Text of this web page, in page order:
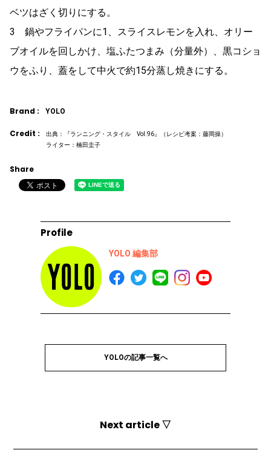
ベツはざく切りにする。
3 鍋やフライパンに1、スライスレモンを入れ、オリー
ブオイルを回しかけ、塩ふたつまみ（分量外）、黒コショ
ウをふり、蓋をして中火で約15分蒸し焼きにする。
Brand : YOLO
Credit :
出典：『ランニング・スタイル Vol.96』（レシピ考案：藤岡操）
ライター：楠田圭子
Share
Profile
YOLO 編集部
YOLOの記事一覧へ
Next article ▽